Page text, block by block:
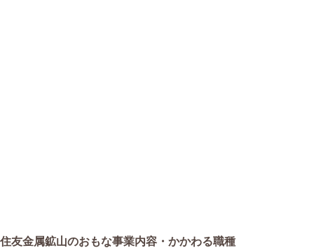
住友金属鉱山のおもな事業内容・かかわる職種